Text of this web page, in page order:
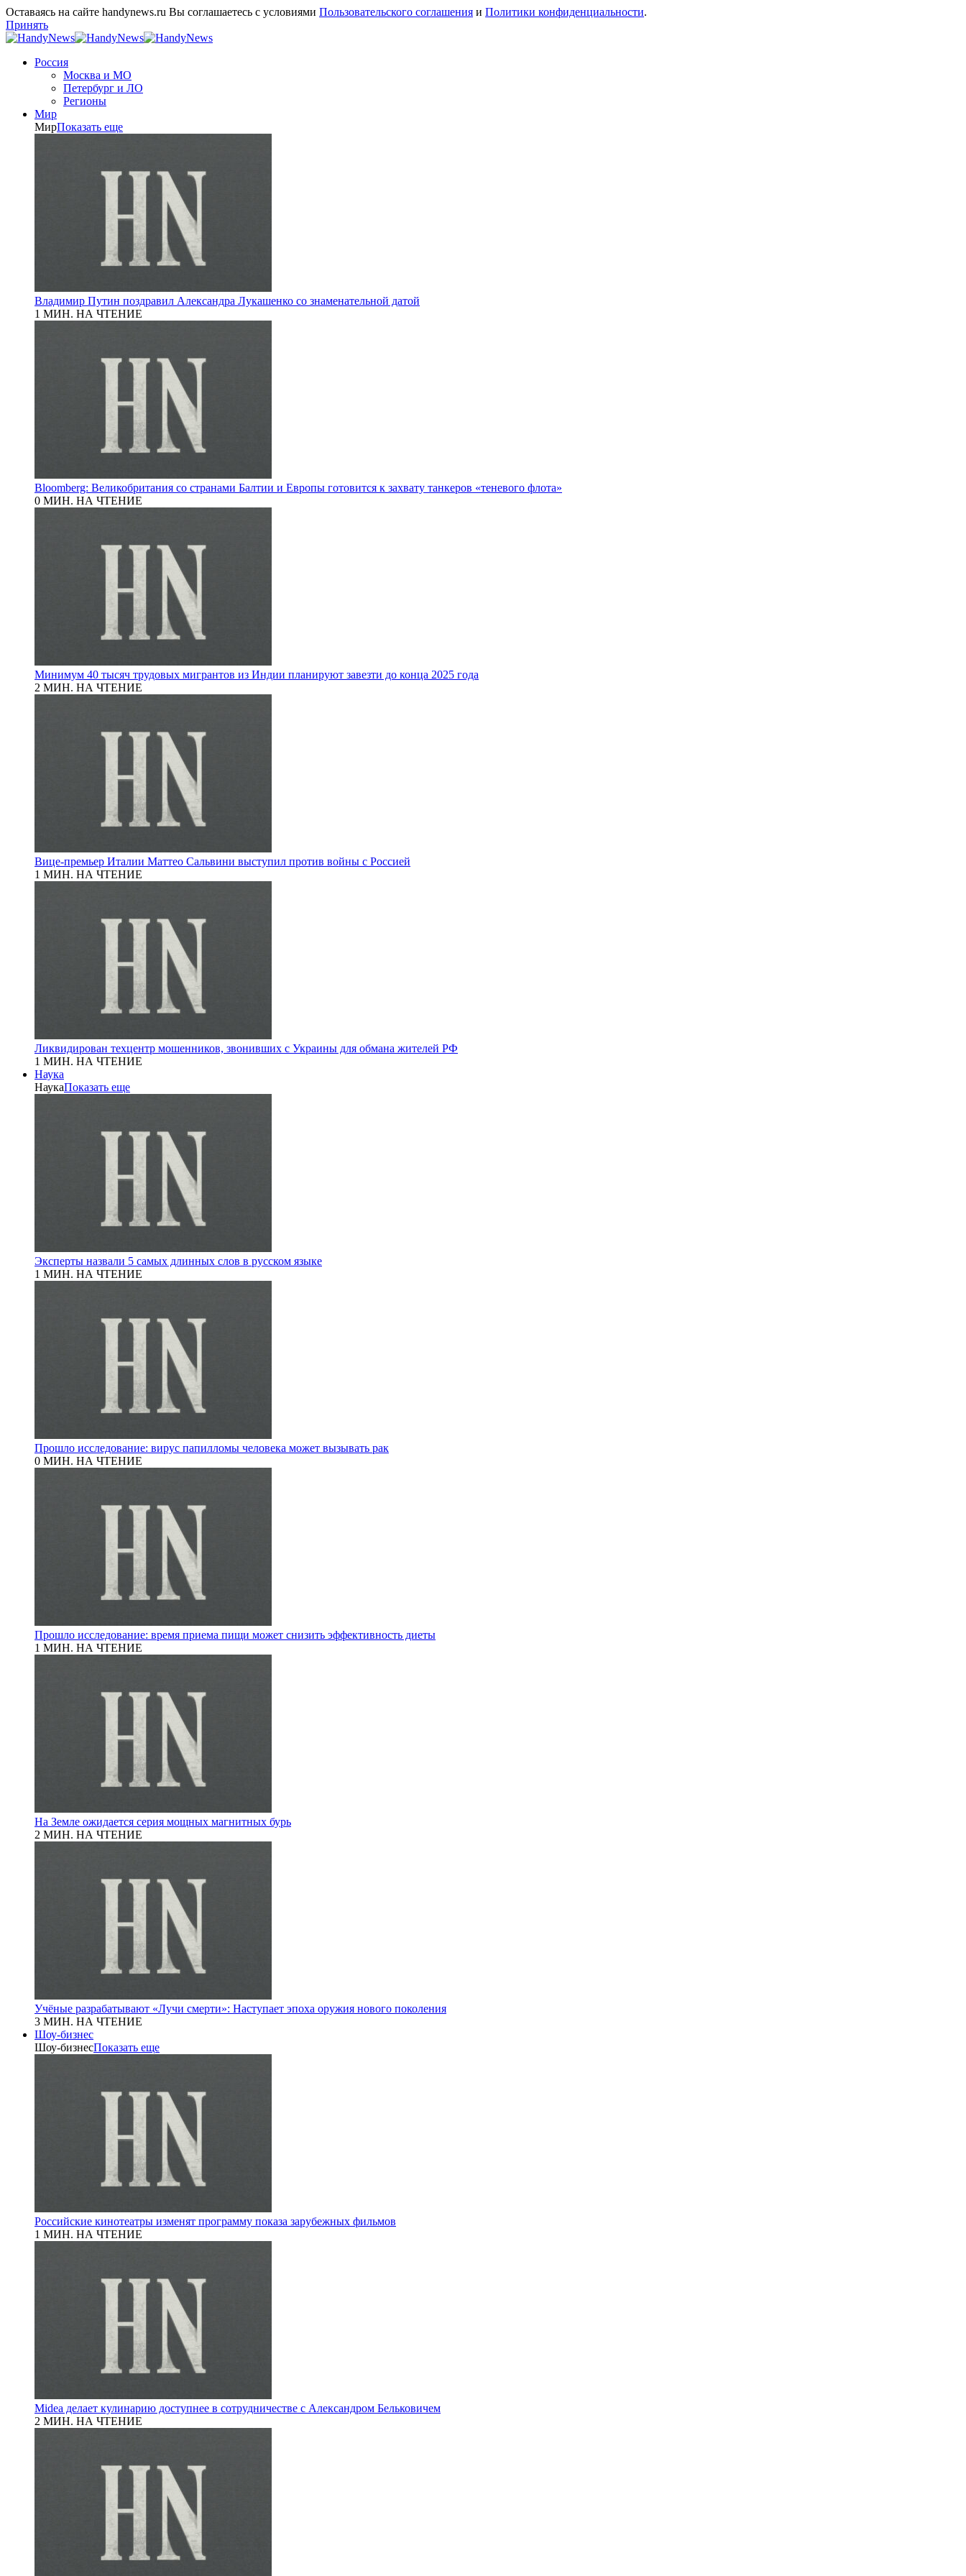
Оставаясь на сайте handynews.ru Вы соглашаетесь с условиями Пользовательского соглашения и Политики конфиденциальности.
Принять
Россия
Москва и МО
Петербург и ЛО
Регионы
Мир
МирПоказать еще
Владимир Путин поздравил Александра Лукашенко со знаменательной датой
1 МИН. НА ЧТЕНИЕ
Bloomberg: Великобритания со странами Балтии и Европы готовится к захвату танкеров «теневого флота»
0 МИН. НА ЧТЕНИЕ
Минимум 40 тысяч трудовых мигрантов из Индии планируют завезти до конца 2025 года
2 МИН. НА ЧТЕНИЕ
Вице-премьер Италии Маттео Сальвини выступил против войны с Россией
1 МИН. НА ЧТЕНИЕ
Ликвидирован техцентр мошенников, звонивших с Украины для обмана жителей РФ
1 МИН. НА ЧТЕНИЕ
Наука
НаукаПоказать еще
Эксперты назвали 5 самых длинных слов в русском языке
1 МИН. НА ЧТЕНИЕ
Прошло исследование: вирус папилломы человека может вызывать рак
0 МИН. НА ЧТЕНИЕ
Прошло исследование: время приема пищи может снизить эффективность диеты
1 МИН. НА ЧТЕНИЕ
На Земле ожидается серия мощных магнитных бурь
2 МИН. НА ЧТЕНИЕ
Учёные разрабатывают «Лучи смерти»: Наступает эпоха оружия нового поколения
3 МИН. НА ЧТЕНИЕ
Шоу-бизнес
Шоу-бизнесПоказать еще
Российские кинотеатры изменят программу показа зарубежных фильмов
1 МИН. НА ЧТЕНИЕ
Midea делает кулинарию доступнее в сотрудничестве с Александром Бельковичем
2 МИН. НА ЧТЕНИЕ